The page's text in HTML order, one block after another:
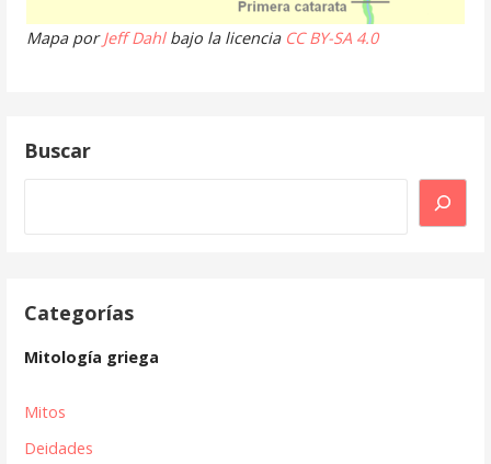
Mapa porJeff Dahlbajo la licencia CC BY-SA 4.0
Buscar
Categorías
Mitología griega
Mitos
Deidades